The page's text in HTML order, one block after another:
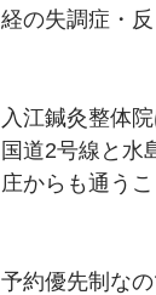
経の失調症・
入江鍼灸整体
国道2号線と水
庄からも通うこ
予約優先制な